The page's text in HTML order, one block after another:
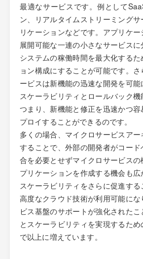
最適なサービスです。例として
ン、リアルタイムストリーミング
リケーションなどです。アプリケ
展開可能な一連の小さなサービスに
システムの稼働時間を最大化する
ョン構成にすることが可能です。
ービスは新機能の迅速な開発を可
スケーラビリティとロールバック機
つまり、新機能と修正を迅速かつ
プロイすることができるのです。
多くの場合、マイクロサービスア
することで、外部の開発者がコー
合を必要とせずマイクロサービス
プリケーションを作成する機会も
スケーラビリティをさらに促進する
高度なクラウド技術が利用可能に
ビス基盤のサポートが強化された
とスケーラビリティを実現するた
で以上に増えています。